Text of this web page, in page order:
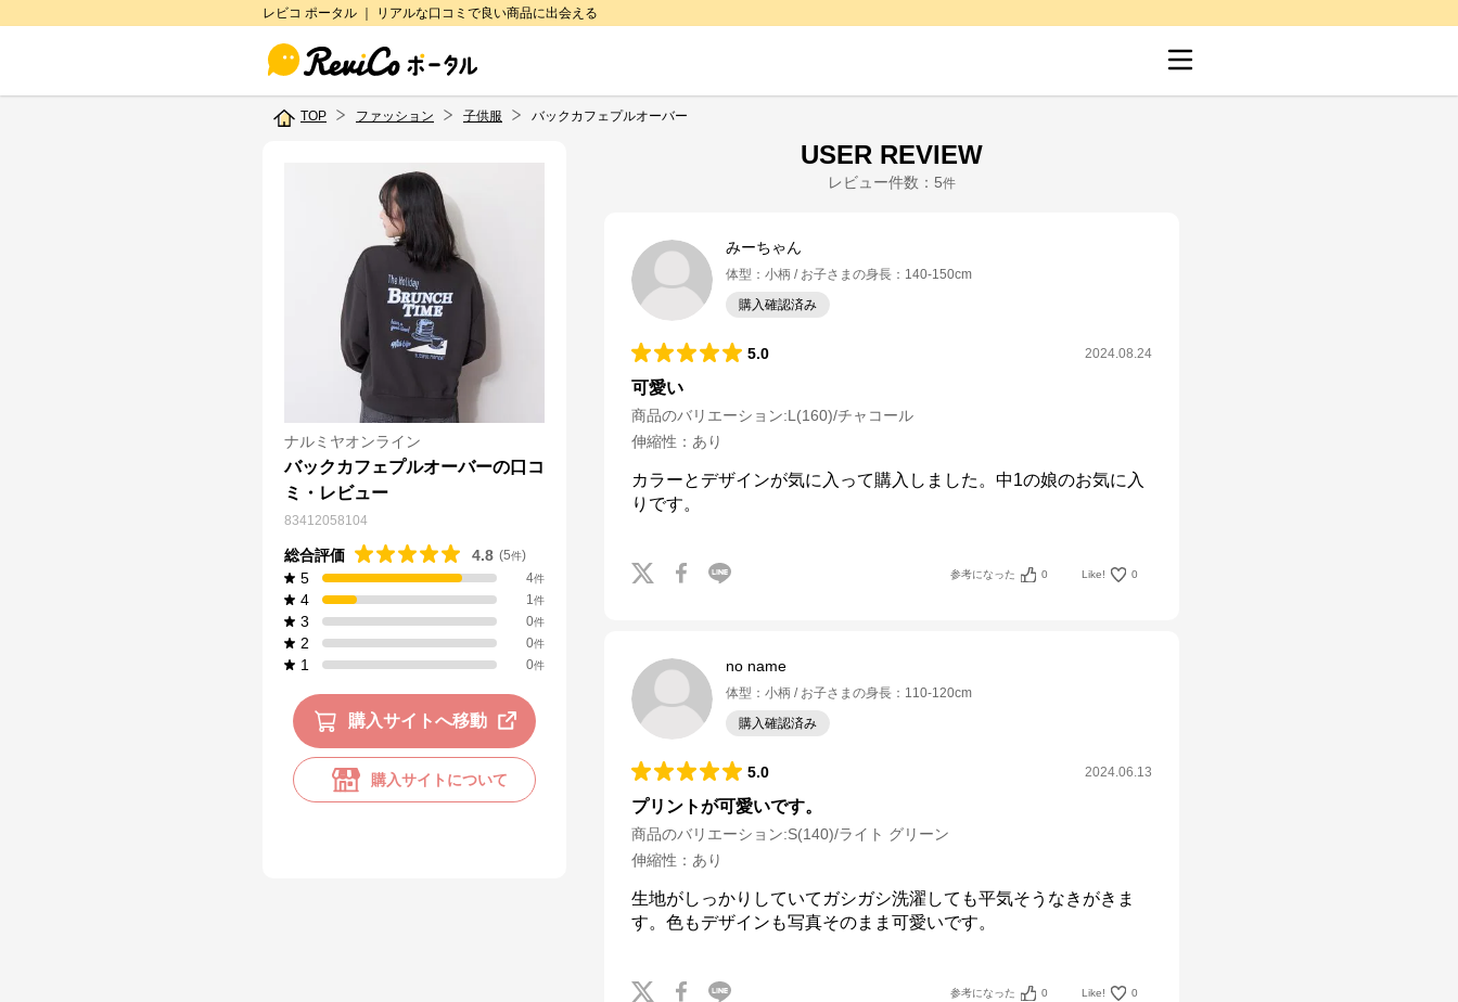
レビコ ポータル ｜ リアルな口コミで良い商品に出会える
TOP ファッション 子供服 バックカフェプルオーバー
ナルミヤオンライン
バックカフェプルオーバーの口コ
ミ・レビュー
83412058104
総合評価 4.8 (5件)
5 4件
4 1件
3 0件
2 0件
1 0件
購入サイトへ移動
購入サイトについて
USER REVIEW
レビュー件数： 5件
みーちゃん
体型 ： 小柄 お子さまの身長 ： 140-150cm
購入確認済み
5.0 2024.08.24
可愛い
商品のバリエーション:L(160)/チャコール
伸縮性 ： あり
カラーとデザインが気に入って購入しました。中1の娘のお気に入
りです。
参考になった 0 Like! 0
no name
体型 ： 小柄 お子さまの身長 ： 110-120cm
購入確認済み
5.0 2024.06.13
プリントが可愛いです。
商品のバリエーション:S(140)/ライト グリーン
伸縮性 ： あり
生地がしっかりしていてガシガシ洗濯しても平気そうなきがきま
す。色もデザインも写真そのまま可愛いです。
参考になった 0 Like! 0